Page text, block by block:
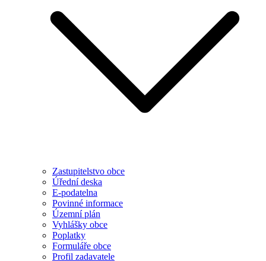
Zastupitelstvo obce
Úřední deska
E-podatelna
Povinné informace
Územní plán
Vyhlášky obce
Poplatky
Formuláře obce
Profil zadavatele